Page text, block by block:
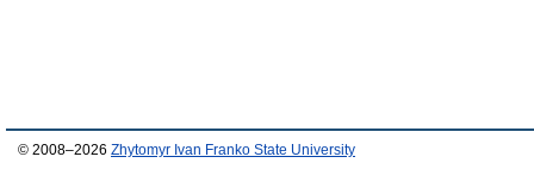
© 2008–2026 Zhytomyr Ivan Franko State University